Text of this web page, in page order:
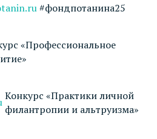
#фондпотанина25
«Профессиональное
Конкурс «Практики личной
филантропии и альтруизма»